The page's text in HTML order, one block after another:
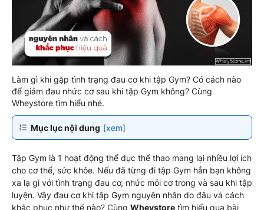
Làm gì khi gặp tình trạng đau cơ khi tập Gym? Có cách nào
để giảm đau nhức cơ sau khi tập Gym không? Cùng
Wheystore tìm hiểu nhé.
Mục lục nội dung [xem]
Tập Gym là 1 hoạt động thể dục thể thao mang lại nhiều lợi ích
cho cơ thể, sức khỏe. Nếu đã từng đi tập Gym hẳn bạn không
xa lạ gì với tình trạng đau cơ, nhức mỏi cơ trong và sau khi tập
luyện. Vậy đau cơ khi tập Gym nguyên nhân do đâu và cách
khắc phục như thế nào? Cùng Wheystore tìm hiểu qua bài